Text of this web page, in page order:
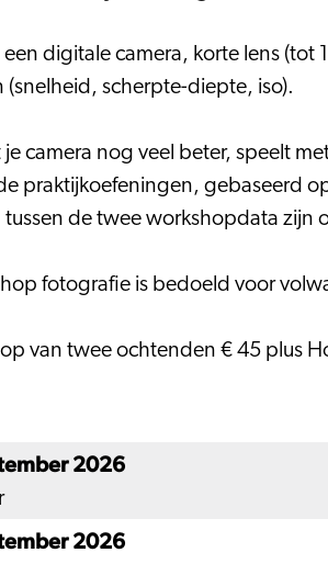
digitale camera, korte lens (tot
(snelheid, scherpte-diepte, iso).
je camera nog veel beter, speelt
praktijkoefeningen, gebaseerd
de twee workshopdata zijn
fotografie is bedoeld voor
van twee ochtenden € 45 plus
2026
2026